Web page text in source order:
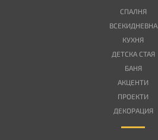
СПАЛНЯ
ВСЕКИДНЕВНА
КУХНЯ
ДЕТСКА СТАЯ
БАНЯ
АКЦЕНТИ
ПРОЕКТИ
ДЕКОРАЦИЯ